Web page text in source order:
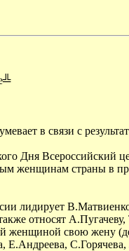
в связи с
Дня Всероссийский
женщинам страны в
лидирует
относят
женщиной свою жену